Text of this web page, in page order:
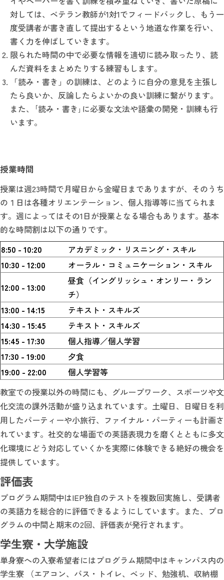
対しては、ベテラン教師が1対1でフィードバックし、もう一
度受講者が書き直して提出するという地道な作業を行い、
書く力を伸ばしていきます。
限られた時間の中で必要な情報を適切に読み取ったり、読
んだ資料をまとめたりする練習もします。
「読み・書き」の訓練は、どのように自分の意見を主張し
たら良いか、反論したらよいかの良い訓練に繋がります。
また、｢読み・書き｣に必要な文法や語彙の開発・訓練も行
います。
授業時間
授業は週23時間で月曜日から金曜日までありますが、そのうち
の１日は各種オリエンテーション、個人指導等に当てられま
す。週によってはその1日が授業となる場合もあります。基本
的な時間割は以下の通りです。
8:50 - 10:20
アカデミック・リスニング・スキル
10:30 - 12:00
オーラル・コミュニケーション・スキル
12:00 - 13:00
昼食（イングリッシュ・オンリー・ラン
チ）
13:00 - 14:15
テキスト・スキルズ
14:30 - 15:45
テキスト・スキルズ
15:45 - 17:30
個人指導／個人学習
17:30 - 19:00
夕食
19:00 - 22:00
個人学習等
教室での授業以外の時間にも、グループワーク、スポーツや文
化交流の課外活動が盛り込まれています。土曜日、日曜日を利
用したパーティーや小旅行、ファイナル・パーティーも計画さ
れています。社交的な場面での英語表現力を磨くとともに多文
化環境にどう対応していくかを実際に体験できる絶好の機会を
提供しています。
評価表
プログラム期間中はIEP独自のテストを複数回実施し、受講者
の英語力を総合的に評価できるようにしています。また、プロ
グラムの中間と期末の2回、評価表が発行されます。
学生寮・大学施設
単身寮への入寮希望者にはプログラム期間中はキャンパス内の
学生寮 （エアコン、バス・トイレ、ベッド、勉強机、収納棚